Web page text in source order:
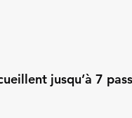
jusqu’à 7